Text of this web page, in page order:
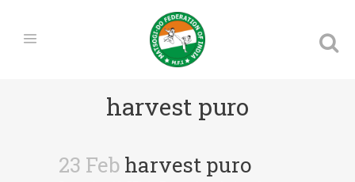
harvest puro
23 Feb harvest puro